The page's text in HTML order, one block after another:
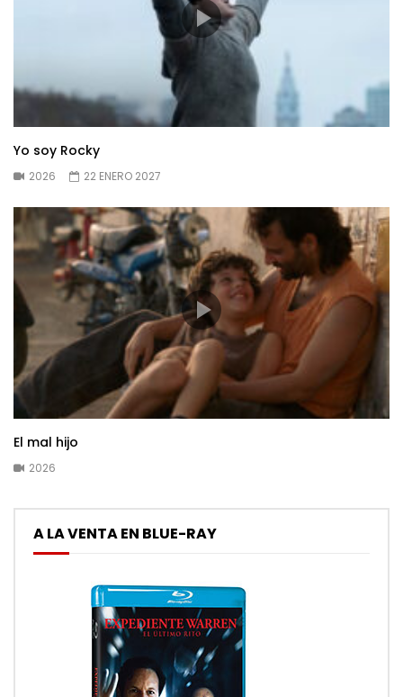
Yo soy Rocky
2026 22 ENERO 2027
El mal hijo
2026
A LA VENTA EN BLUE-RAY